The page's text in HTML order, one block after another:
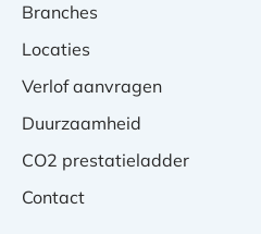
Branches
Locaties
Verlof aanvragen
Duurzaamheid
CO2 prestatieladder
Contact